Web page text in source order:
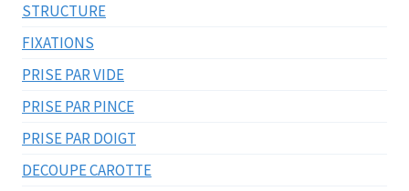
STRUCTURE
FIXATIONS
PRISE PAR VIDE
PRISE PAR PINCE
PRISE PAR DOIGT
DECOUPE CAROTTE